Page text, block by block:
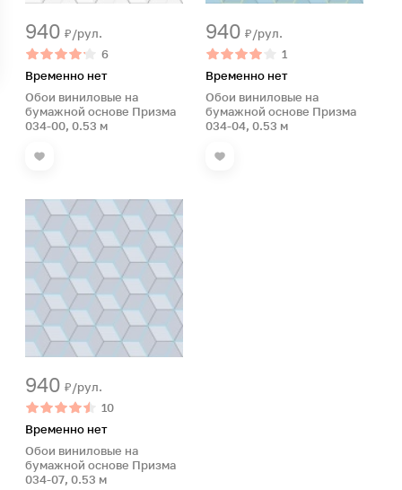
940 ₽/рул.
6
Временно нет
Обои виниловые на
бумажной основе Призма
034-00, 0.53 м
940 ₽/рул.
1
Временно нет
Обои виниловые на
бумажной основе Призма
034-04, 0.53 м
940 ₽/рул.
10
Временно нет
Обои виниловые на
бумажной основе Призма
034-07, 0.53 м